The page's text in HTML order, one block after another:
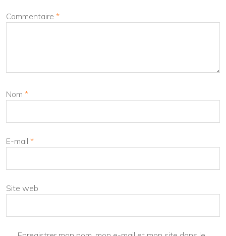
Commentaire *
Nom *
E-mail *
Site web